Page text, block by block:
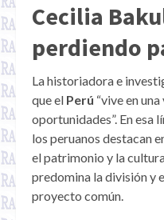
Cecilia
perdiendo
La historiadora e
que el Perú “vive en
oportunidades”. En esa
los peruanos destacan
el patrimonio y la
predomina la división y
proyecto común.